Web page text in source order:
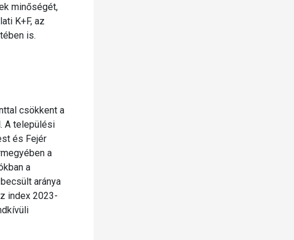
minőségét,
K+F, az
is.
csökkent a
A települési
és Fejér
a
a
aránya
index 2023-